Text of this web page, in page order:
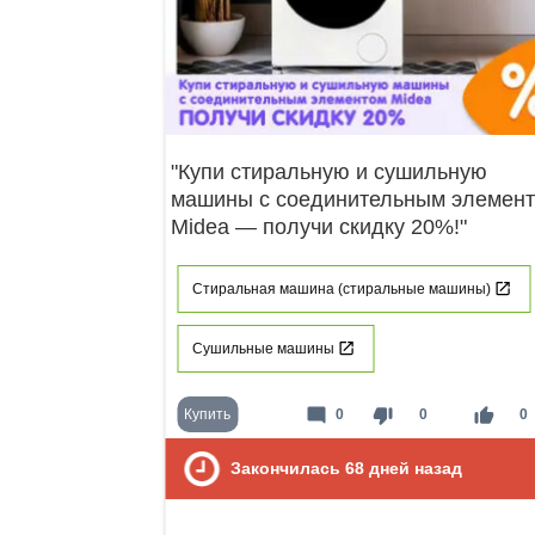
"Купи стиральную и сушильную
машины с соединительным
Midea — получи скидку 20%!"
Стиральная машина (стиральные машины)
Сушильные машины
Купить thumb_down 0 thumb_up 0
mode_comment 0
Закончилась 68 дней назад